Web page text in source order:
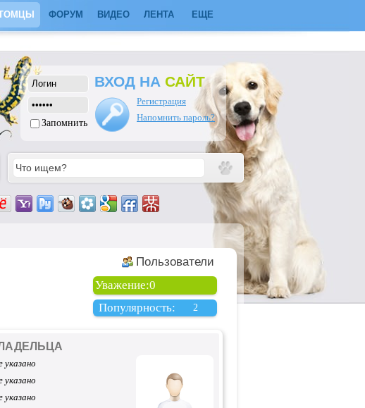
ФОРУМ ВИДЕО ЛЕНТА ЕЩЕ
Запомнить
ВХОД НА САЙТ
Регистрация
Напомнить пароль?
Пользователи
Уважение:0
Популярность:
2
указано
указано
указано